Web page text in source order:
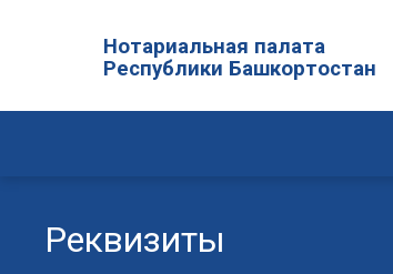
Нотариальная палата
Республики Башкортостан
Реквизиты